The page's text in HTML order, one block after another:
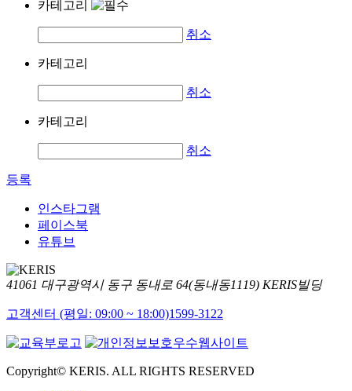
카테고리
취소
카테고리
취소
카테고리
취소
등록
인스타그램
페이스북
유튜브
41061 대구광역시 동구 동내로 64(동내동1119) KERIS빌딩
고객센터 (평일: 09:00 ~ 18:00)1599-3122
Copyright© KERIS. ALL RIGHTS RESERVED